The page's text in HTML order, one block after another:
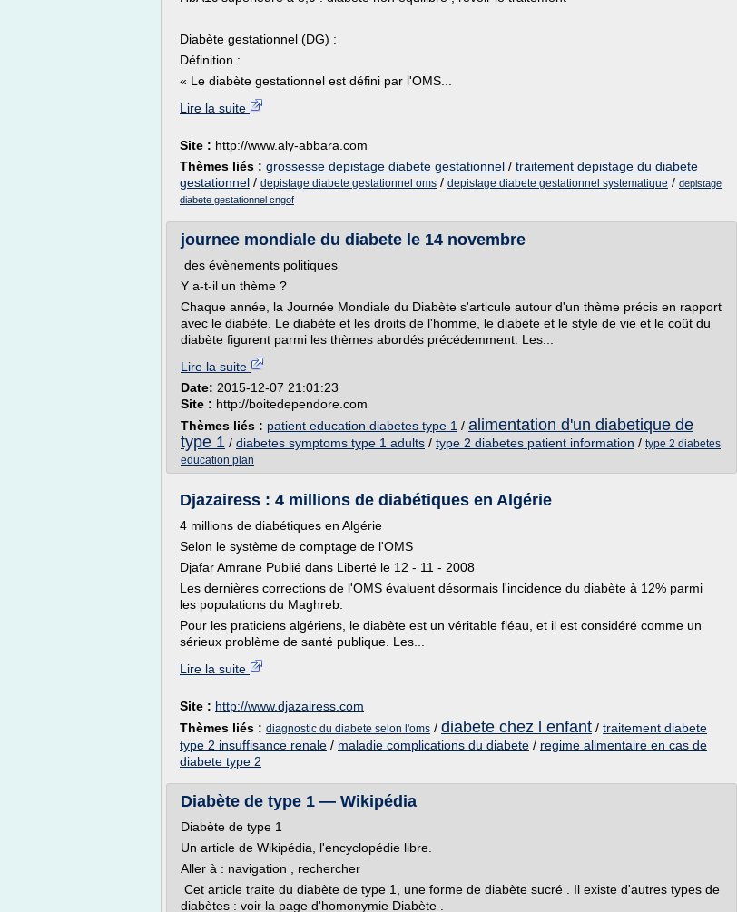
Diabète gestationnel (DG) :
Définition :
« Le diabète gestationnel est défini par l'OMS...
Lire la suite
Site : http://www.aly-abbara.com
Thèmes liés : grossesse depistage diabete gestationnel / traitement depistage du diabete
gestationnel / depistage diabete gestationnel oms / depistage diabete gestationnel systematique / depistage
diabete gestationnel cngof
journee mondiale du diabete le 14 novembre
des évènements politiques
Y a-t-il un thème ?
Chaque année, la Journée Mondiale du Diabète s'articule autour d'un thème précis en rapport
avec le diabète. Le diabète et les droits de l'homme, le diabète et le style de vie et le coût du
diabète figurent parmi les thèmes abordés précédemment. Les...
Lire la suite
Date: 2015-12-07 21:01:23
Site : http://boitedependore.com
Thèmes liés : patient education diabetes type 1 / alimentation d'un diabetique de
type 1 / diabetes symptoms type 1 adults / type 2 diabetes patient information / type 2 diabetes
education plan
Djazairess : 4 millions de diabétiques en Algérie
4 millions de diabétiques en Algérie
Selon le système de comptage de l'OMS
Djafar Amrane Publié dans Liberté le 12 - 11 - 2008
Les dernières corrections de l'OMS évaluent désormais l'incidence du diabète à 12% parmi
les populations du Maghreb.
Pour les praticiens algériens, le diabète est un véritable fléau, et il est considéré comme un
sérieux problème de santé publique. Les...
Lire la suite
Site : http://www.djazairess.com
Thèmes liés : diagnostic du diabete selon l'oms / diabete chez l enfant / traitement diabete
type 2 insuffisance renale / maladie complications du diabete / regime alimentaire en cas de
diabete type 2
Diabète de type 1 — Wikipédia
Diabète de type 1
Un article de Wikipédia, l'encyclopédie libre.
Aller à : navigation , rechercher
Cet article traite du diabète de type 1, une forme de diabète sucré . Il existe d'autres types de
diabètes : voir la page d'homonymie Diabète .